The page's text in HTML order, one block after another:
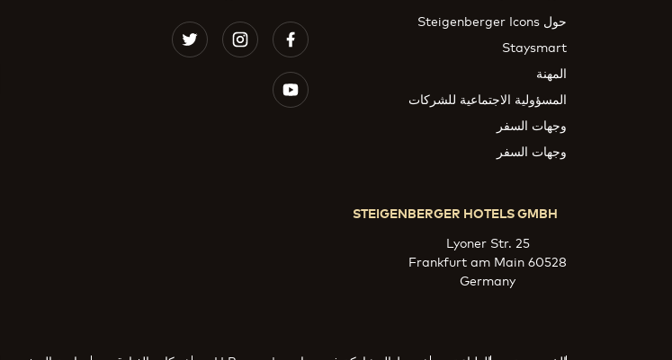
حول Steigenberger Icons
Staysmart
المهنة
المسؤولية الاجتماعية للشركات
وجهات السفر
وجهات السفر
STEIGENBERGER HOTELS GMBH
Lyoner Str. 25
60528 Frankfurt am Main
Germany